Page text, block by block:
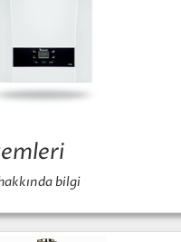
bilgi